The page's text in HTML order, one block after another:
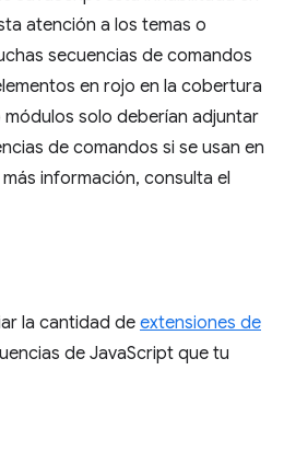
atención a los temas o
secuencias de comandos
en rojo en la cobertura
solo deberían adjuntar
de comandos si se usan en
información, consulta el
la cantidad de extensiones de
de JavaScript que tu